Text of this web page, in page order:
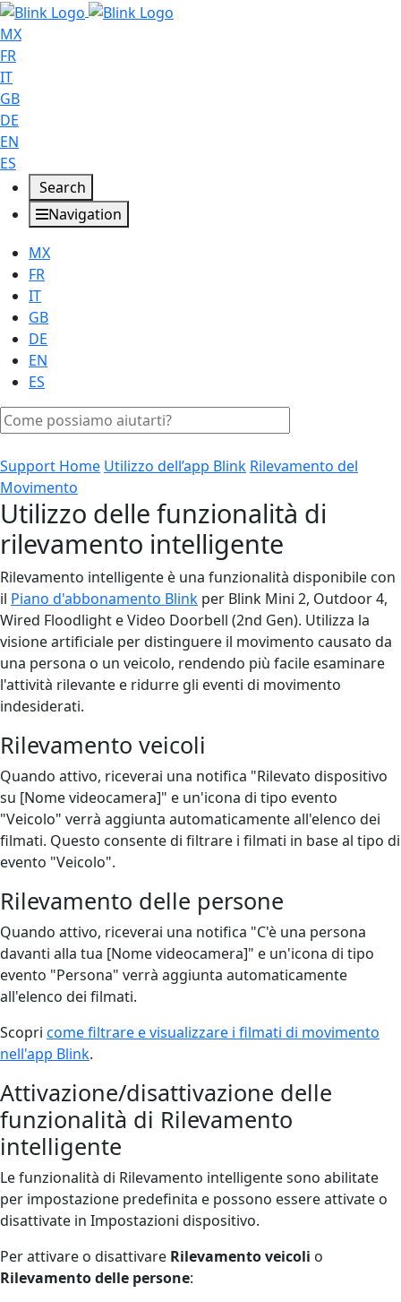
MX
FR
IT
GB
DE
EN
ES
Search
Navigation
MX
FR
IT
GB
DE
EN
ES
Support Home Utilizzo dell’app Blink Rilevamento del
Movimento
Utilizzo delle funzionalità di
rilevamento intelligente
Rilevamento intelligente è una funzionalità disponibile con
il Piano d'abbonamento Blink per Blink Mini 2, Outdoor 4,
Wired Floodlight e Video Doorbell (2nd Gen). Utilizza la
visione artificiale per distinguere il movimento causato da
una persona o un veicolo, rendendo più facile esaminare
l'attività rilevante e ridurre gli eventi di movimento
indesiderati.
Rilevamento veicoli
Quando attivo, riceverai una notifica "Rilevato dispositivo
su [Nome videocamera]" e un'icona di tipo evento
"Veicolo" verrà aggiunta automaticamente all'elenco dei
filmati. Questo consente di filtrare i filmati in base al tipo di
evento "Veicolo".
Rilevamento delle persone
Quando attivo, riceverai una notifica "C'è una persona
davanti alla tua [Nome videocamera]" e un'icona di tipo
evento "Persona" verrà aggiunta automaticamente
all'elenco dei filmati.
Scopri come filtrare e visualizzare i filmati di movimento
nell'app Blink.
Attivazione/disattivazione delle
funzionalità di Rilevamento
intelligente
Le funzionalità di Rilevamento intelligente sono abilitate
per impostazione predefinita e possono essere attivate o
disattivate in Impostazioni dispositivo.
Per attivare o disattivare Rilevamento veicoli o
Rilevamento delle persone: